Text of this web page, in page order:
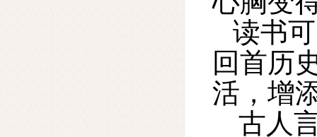
读书
回首历
活，增
古人